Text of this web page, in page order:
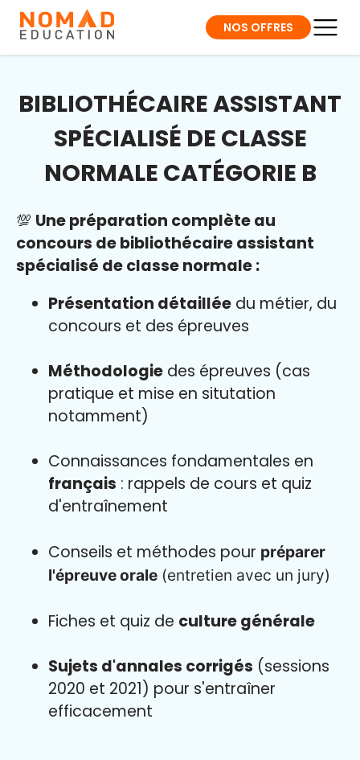
NOS OFFRES
BIBLIOTHÉCAIRE ASSISTANT
SPÉCIALISÉ DE CLASSE
NORMALE CATÉGORIE B
💯 Une préparation complète au
concours de bibliothécaire assistant
spécialisé de classe normale :
Présentation détaillée du métier, du
concours et des épreuves
Méthodologie des épreuves (cas
pratique et mise en situtation
notamment)
Connaissances fondamentales en
français : rappels de cours et quiz
d'entraînement
Conseils et méthodes pour préparer
l'épreuve orale (entretien avec un jury)
Fiches et quiz de culture générale
Sujets d'annales corrigés (sessions
2020 et 2021) pour s'entraîner
efficacement